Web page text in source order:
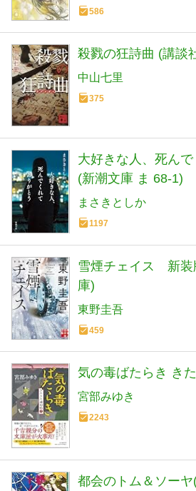
586
殺戮の狂詩曲 (講談
中山七里
375
大好きな人、死ん
(新潮文庫 ま 68-1)
まさきとしか
1197
雪煙チェイス 新装
庫)
東野圭吾
459
気の毒ばたらき き
宮部みゆき
2243
都会のトム＆ソー